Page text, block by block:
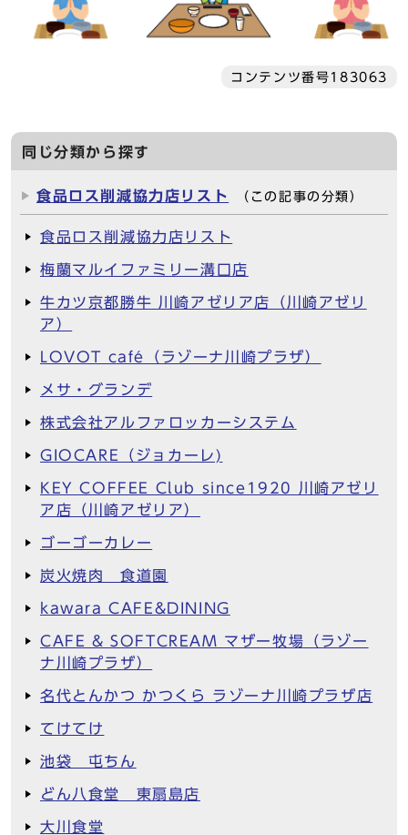
コンテンツ番号183063
同じ分類から探す
食品ロス削減協力店リスト （この記事の分類）
食品ロス削減協力店リスト
梅蘭マルイファミリー溝口店
牛カツ京都勝牛 川崎アゼリア店（川崎アゼリ
ア）
LOVOT café（ラゾーナ川崎プラザ）
メサ・グランデ
株式会社アルファロッカーシステム
GIOCARE（ジョカーレ)
KEY COFFEE Club since1920 川崎アゼリ
ア店（川崎アゼリア）
ゴーゴーカレー
炭火焼肉 食道園
kawara CAFE&DINING
CAFE & SOFTCREAM マザー牧場（ラゾー
ナ川崎プラザ）
名代とんかつ かつくら ラゾーナ川崎プラザ店
てけてけ
池袋 屯ちん
どん八食堂 東扇島店
大川食堂